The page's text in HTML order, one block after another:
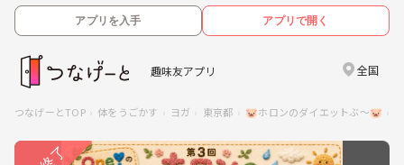
アプリを入手 アプリで開く
趣味友アプリ 全国
つなげーとTOP 体をうごかす ヨガ 東京都 🐷ホロンのダイエットぶ〜🐷